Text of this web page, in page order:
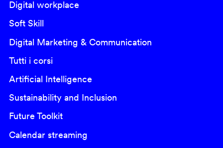
Digital workplace
Soft Skill
Digital Marketing & Communication
Tutti i corsi
Artificial Intelligence
Sustainability and Inclusion
Future Toolkit
Calendar streaming